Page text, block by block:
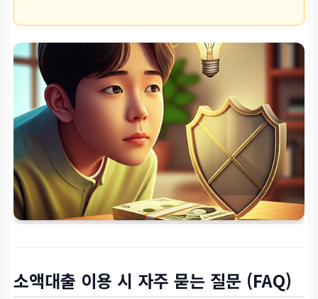
소액대출 이용 시 자주 묻는 질문 (FAQ)